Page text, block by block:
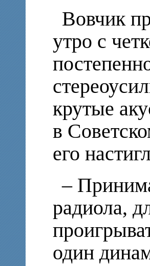
Вовчик
утро с
крутые
в
его
–
радиола,
один